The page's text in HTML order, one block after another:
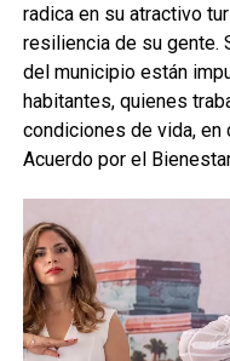
radica en su atractivo
resiliencia de su gente.
del municipio están
habitantes, quienes
condiciones de vida, en
Acuerdo por el